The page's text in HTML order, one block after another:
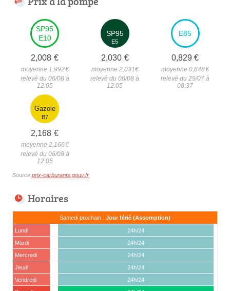
SP95
E10
2,008 €
moyenne 1,992€
relevé du 06/08 à
12:05
SP95
E5
2,030 €
moyenne 2,031€
relevé du 06/08 à
12:05
E85
0,829 €
moyenne 0,848€
relevé du 29/07 à
08:37
Gazole
B7
2,168 €
moyenne 2,166€
relevé du 06/08 à
12:05
Source prix-carburants.gouv.fr
Horaires
Samedi prochain : Jour férié (Assomption)
Lundi
24h/24
Mardi
24h/24
Mercredi
24h/24
Jeudi
24h/24
Vendredi
24h/24